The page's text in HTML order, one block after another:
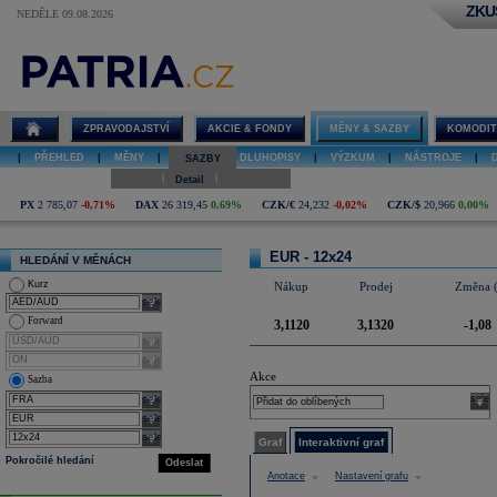
NEDĚLE 09.08.2026
EUR 12x24
ZPRAVODAJSTVÍ AKCIE & FONDY MĚNY & SAZBY
PŘEHLED MĚNY SAZBY DLUHOPISY VÝZKUM NÁSTROJE
SAZBY
Detail
PX 2 785,07 -0,71% DAX 26 319,45 0,69% CZK/€ 24,232 -0,02% CZK/$ 20,966 0,00%
HLEDÁNÍ V MĚNÁCH
Kurz
select
Forward
select
select
Sazba
select
select
select
Odeslat
Pokročilé hledání
EUR - 12x24
Nákup Prodej Změna
3,1120 3,1320 -1,08
Akce
select
Graf Interaktivní graf
Anotace Nastavení grafu